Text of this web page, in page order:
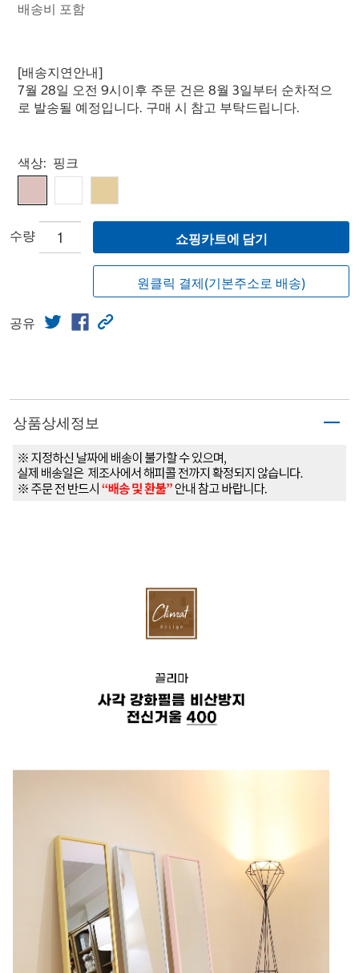
배송비 포함
[배송지연안내]
7월 28일 오전 9시이후 주문 건은 8월 3일부터 순차적으
로 발송될 예정입니다. 구매 시 참고 부탁드립니다.
Select product
색상: 핑크
수량 쇼핑카트에 담기
원클릭 결제(기본주소로 배송)
공유
상품상세정보